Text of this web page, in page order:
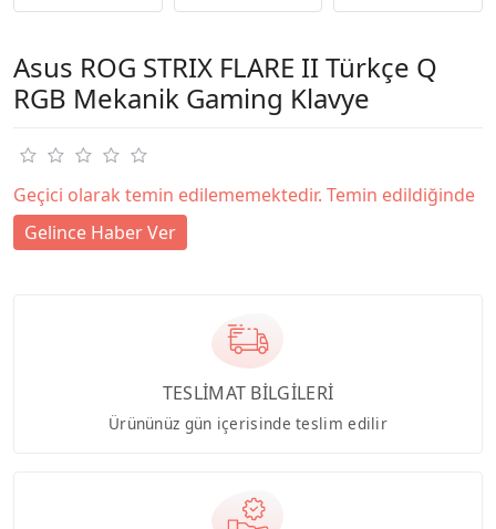
Asus ROG STRIX FLARE II Türkçe Q
RGB Mekanik Gaming Klavye
Geçici olarak temin edilememektedir. Temin edildiğinde
Gelince Haber Ver
TESLİMAT BİLGİLERİ
Ürününüz gün içerisinde teslim edilir